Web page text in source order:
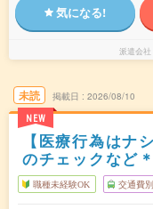
気になる!
派遣会社
未読
NEW
掲載日 2026/08/10
【医療行為はナ
のチェックなど＊
職種未経験OK 交通費